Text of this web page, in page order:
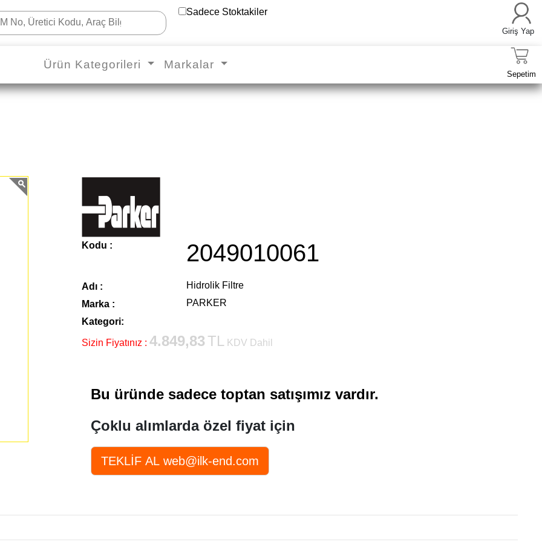
Sadece Stoktakiler
Giriş Yap
Ürün Kategorileri Markalar
Sepetim
Kodu : 2049010061
Adı :
Hidrolik Filtre
Marka :
PARKER
Kategori:
Sizin Fiyatınız : 4.849,83 TL KDV Dahil
Bu üründe sadece toptan satışımız vardır.
Çoklu alımlarda özel fiyat için